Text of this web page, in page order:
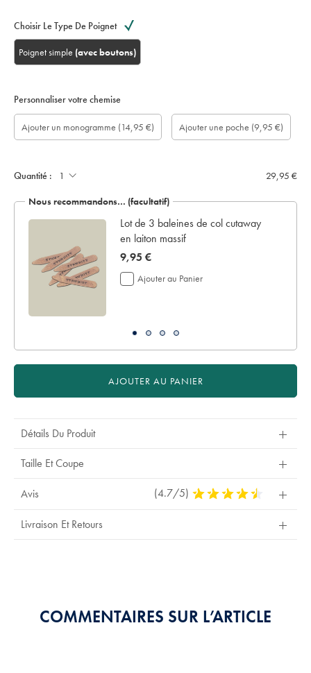
Choisir Le Type De Poignet
Poignet simple (avec boutons)
Personnaliser votre chemise
longueur
manche
Ajouter
écrin
Monogram
option:
Ajouter un monogramme (14,95 €)
Monogram
Colour:
Monogram
Font:
Monogram
Location:
Ajouter
une
poche:
Ajouter une poche (9,95 €)
Quantité : 29,95 €
Nous recommandons… (facultatif)
Lot de 3 baleines de col cutaway
en laiton massif
now
9,95
€
9,95 €
Ajouter au Panier
AJOUTER AU PANIER
Détails Du Produit
Taille Et Coupe
Avis (4.7/5) 4,7
Livraison Et Retours
COMMENTAIRES SUR L’ARTICLE